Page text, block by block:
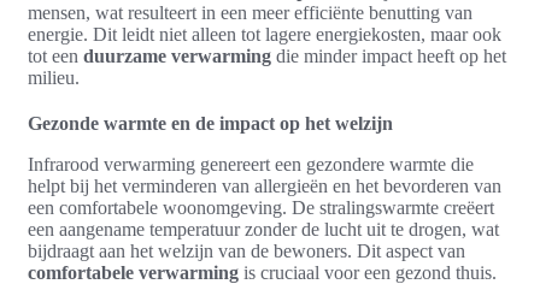
mensen, wat resulteert in een meer efficiënte benutting van
energie. Dit leidt niet alleen tot lagere energiekosten, maar ook
tot een duurzame verwarming die minder impact heeft op het
milieu.
Gezonde warmte en de impact op het welzijn
Infrarood verwarming genereert een gezondere warmte die
helpt bij het verminderen van allergieën en het bevorderen van
een comfortabele woonomgeving. De stralingswarmte creëert
een aangename temperatuur zonder de lucht uit te drogen, wat
bijdraagt aan het welzijn van de bewoners. Dit aspect van
comfortabele verwarming is cruciaal voor een gezond thuis.